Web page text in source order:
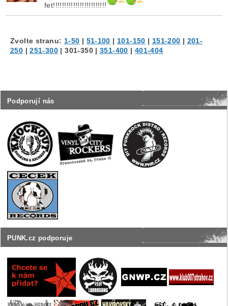
Podporují nás
PUNK.cz podporuje
fet!!!!!!!!!!!!!!!!!!!!!!!!
Zvolte stranu: 1-50 | 51-100 | 101-150 | 151-200 | 201-
250 |251-300 |301-350|351-400 | 401-404